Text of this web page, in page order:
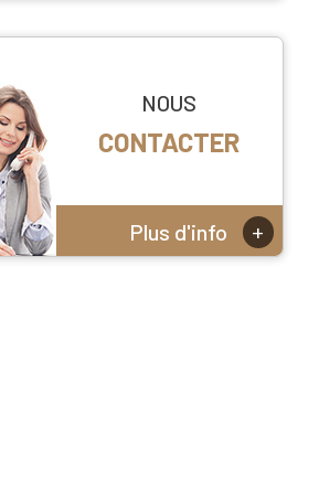
NOUS
CONTACTER
Plus d'info +